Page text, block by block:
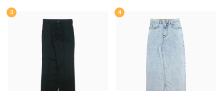
ー
3 4